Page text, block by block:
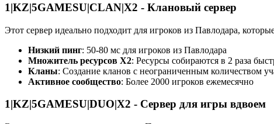
1|KZ|5GAMESU|CLAN|X2 - Клановый сервер
Этот сервер идеально подходит для игроков из Павлодара,
Низкий пинг: 50-80 мс для игроков из Павлодара
Множитель ресурсов X2: Ресурсы собираются в 2 раза
Кланы: Создание кланов с неограниченным количеством
Активное сообщество: Более 2000 игроков ежемесячно
1|KZ|5GAMESU|DUO|X2 - Сервер для игры вдвоем